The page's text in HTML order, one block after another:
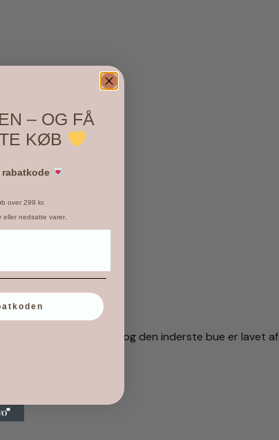
af overskudsgarn, og den inderste bue er lavet
– OG FÅ
KØB
over 299 kr.
eller nedsatte varer.